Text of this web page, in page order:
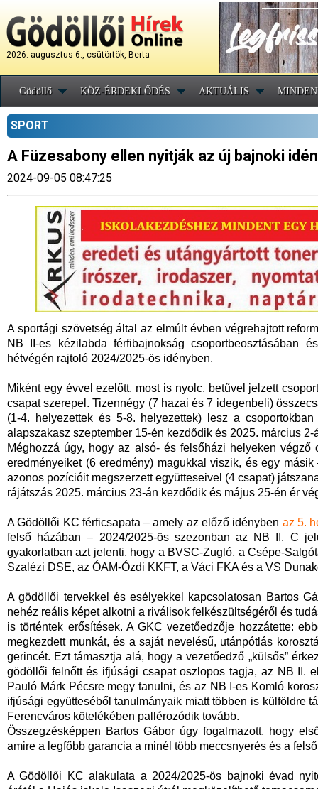
2026. augusztus 6., csütörtök, Berta
Gödöllő KÖZ-ÉRDEKLŐDÉS AKTUÁLIS
SPORT
A Füzesabony ellen nyitják az új bajnoki
2024-09-05 08:47:25
A sportági szövetség által az elmúlt évben végrehajtott
NB II-es kézilabda férfibajnokság csoportbeosztásában
hétvégén rajtoló 2024/2025-ös idényben.
Miként egy évvel ezelőtt, most is nyolc, betűvel jelzett
csapat szerepel. Tizennégy (7 hazai és 7 idegenbeli)
(1-4. helyezettek és 5-8. helyezettek) lesz a
alapszakasz szeptember 15-én kezdődik és 2025. március 2-
Méghozzá úgy, hogy az alsó- és felsőházi helyeken
eredményeiket (6 eredmény) magukkal viszik, és egy
azonos pozícióit megszerzett együtteseivel (4 csapat)
rájátszás 2025. március 23-án kezdődik és május 25-én ér
A Gödöllői KC férficsapata – amely az előző idényben az 5.
felső házában – 2024/2025-ös szezonban az NB II. C
gyakorlatban azt jelenti, hogy a BVSC-Zugló, a Csépe-
Szalézi DSE, az ÓAM-Ózdi KKFT, a Váci FKA és a VS
A gödöllői tervekkel és esélyekkel kapcsolatosan Bartos
nehéz reális képet alkotni a riválisok felkészültségéről és
is történtek erősítések. A GKC vezetőedzője hozzátette:
megkezdett munkát, és a saját nevelésű, utánpótlás
gerincét. Ezt támasztja alá, hogy a vezetőedző „külsős”
gödöllői felnőtt és ifjúsági csapat oszlopos tagja, az NB II.
Pauló Márk Pécsre megy tanulni, és az NB I-es Komló
ifjúsági együtteséből tanulmányaik miatt többen is külföldre
Ferencváros kötelékében pallérozódik tovább.
Összegzésképpen Bartos Gábor úgy fogalmazott, hogy
amire a legfőbb garancia a minél több meccsnyerés és a
A Gödöllői KC alakulata a 2024/2025-ös bajnoki évad